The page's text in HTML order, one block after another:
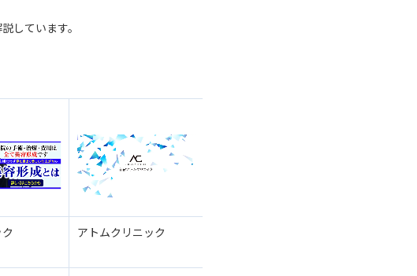
しています。
アトムクリニック